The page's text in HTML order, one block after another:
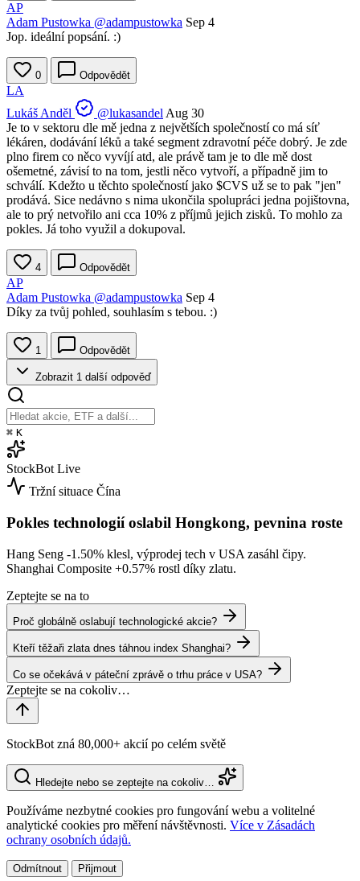
AP
Adam Pustowka @adampustowka Sep 4
Jop. ideální popsání. :)
0 Odpovědět
LA
Lukáš Anděl
@lukasandel Aug 30
Je to v sektoru dle mě jedna z největších společností co má síť
lékáren, dodávání léků a také segment zdravotní péče dobrý. Je zde
plno firem co něco vyvíjí atd, ale právě tam je to dle mě dost
ošemetné, závisí to na tom, jestli něco vytvoří, a případně jim to
schválí. Kdežto u těchto společností jako $CVS už se to pak "jen"
prodává. Sice nedávno s nima ukončila spolupráci jedna pojištovna,
ale to prý netvořilo ani cca 10% z příjmů jejich zisků. To mohlo za
pokles. Já toho využil a dokupoval.
4 Odpovědět
AP
Adam Pustowka @adampustowka Sep 4
Díky za tvůj pohled, souhlasím s tebou. :)
1 Odpovědět
Zobrazit 1 další odpověď
⌘ K
StockBot Live
Tržní situace Čína
Pokles technologií oslabil Hongkong, pevnina roste
Hang Seng -1.50% klesl, výprodej tech v USA zasáhl čipy.
Shanghai Composite +0.57% rostl díky zlatu.
Zeptejte se na to
Proč globálně oslabují technologické akcie?
Kteří těžaři zlata dnes táhnou index Shanghai?
Co se očekává v páteční zprávě o trhu práce v USA?
StockBot zná 80,000+ akcií po celém světě
Hledejte nebo se zeptejte na cokoliv…
Používáme nezbytné cookies pro fungování webu a volitelné
analytické cookies pro měření návštěvnosti. Více v Zásadách
ochrany osobních údajů.
Odmítnout Přijmout